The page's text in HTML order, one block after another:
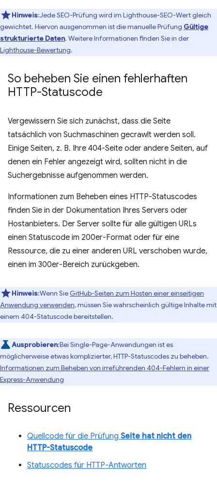
Hinweis:Jede SEO-Prüfung wird im Lighthouse-SEO-Wert gleich
gewichtet. Hiervon ausgenommen ist die manuelle Prüfung Gültige
strukturierte Daten. Weitere Informationen finden Sie in der
Lighthouse-Bewertung.
So beheben Sie einen fehlerhaften
HTTP-Statuscode
Vergewissern Sie sich zunächst, dass die Seite
tatsächlich von Suchmaschinen gecrawlt werden soll.
Einige Seiten, z. B. Ihre 404-Seite oder andere Seiten, auf
denen ein Fehler angezeigt wird, sollten nicht in die
Suchergebnisse aufgenommen werden.
Informationen zum Beheben eines HTTP-Statuscodes
finden Sie in der Dokumentation Ihres Servers oder
Hostanbieters. Der Server sollte für alle gültigen URLs
einen Statuscode im 200er-Format oder für eine
Ressource, die zu einer anderen URL verschoben wurde,
einen im 300er-Bereich zurückgeben.
Hinweis:Wenn Sie GitHub-Seiten zum Hosten einer einseitigen
Anwendung verwenden, müssen Sie wahrscheinlich gültige Inhalte mit
einem 404-Statuscode bereitstellen.
Ausprobieren:Bei Single-Page-Anwendungen ist es
möglicherweise etwas komplizierter, HTTP-Statuscodes zu beheben.
Informationen zum Beheben von irreführenden 404-Fehlern in einer
Express-Anwendung
Ressourcen
Quellcode für die Prüfung Seite hat nicht den
HTTP-Statuscode
Statuscodes für HTTP-Antworten